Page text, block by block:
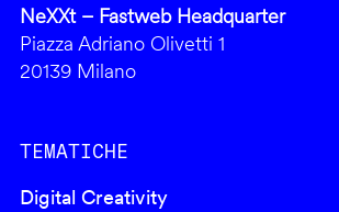
NeXXt – Fastweb Headquarter
Piazza Adriano Olivetti 1
20139 Milano
TEMATICHE
Digital Creativity